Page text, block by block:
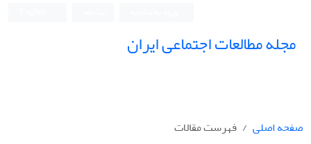
مجله مطالعات اجتماعی ایران
صفحه اصلی
فهرست مقالات